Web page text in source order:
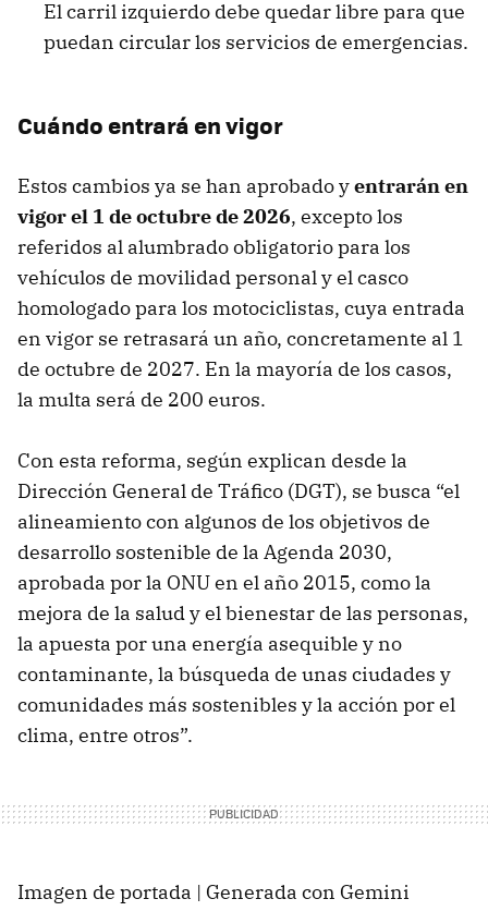
El carril izquierdo debe quedar libre para que
puedan circular los servicios de emergencias.
Cuándo entrará en vigor
Estos cambios ya se han aprobado yentrarán en
vigor el 1 de octubre de 2026, excepto los
referidos al alumbrado obligatorio para los
vehículos de movilidad personal y el casco
homologado para los motociclistas, cuya entrada
en vigor se retrasará un año, concretamente al 1
de octubre de 2027. En la mayoría de los casos,
la multa será de 200 euros.
Con esta reforma, según explican desde la
Dirección General de Tráfico (DGT), se busca “el
alineamiento con algunos de los objetivos de
desarrollo sostenible de la Agenda 2030,
aprobada por la ONU en el año 2015, como la
mejora de la salud y el bienestar de las personas,
la apuesta por una energía asequible y no
contaminante, la búsqueda de unas ciudades y
comunidades más sostenibles y la acción por el
clima, entre otros”.
Imagen de portada | Generada con Gemini